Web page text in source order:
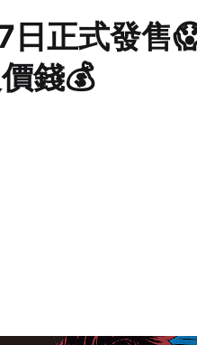
日正式發售
錢💰